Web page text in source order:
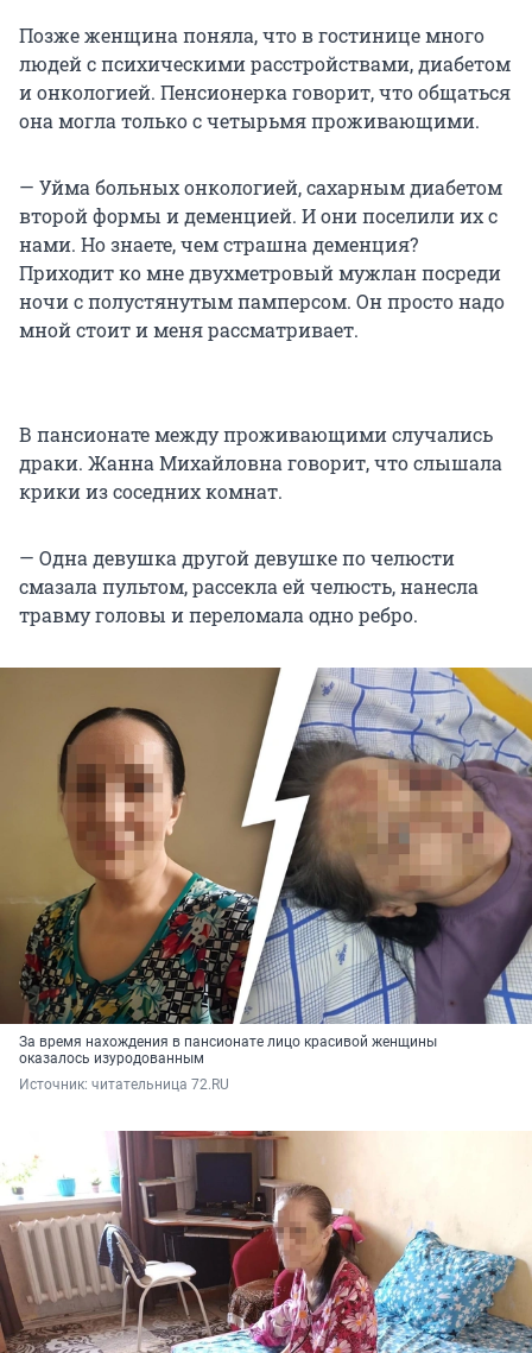
Позже женщина поняла, что в гостинице много
людей с психическими расстройствами, диабетом
и онкологией. Пенсионерка говорит, что общаться
она могла только с четырьмя проживающими.
— Уйма больных онкологией, сахарным диабетом
второй формы и деменцией. И они поселили их с
нами. Но знаете, чем страшна деменция?
Приходит ко мне двухметровый мужлан посреди
ночи с полустянутым памперсом. Он просто надо
мной стоит и меня рассматривает.
В пансионате между проживающими случались
драки. Жанна Михайловна говорит, что слышала
крики из соседних комнат.
— Одна девушка другой девушке по челюсти
смазала пультом, рассекла ей челюсть, нанесла
травму головы и переломала одно ребро.
За время нахождения в пансионате лицо красивой женщины
оказалось изуродованным
Источник: читательница 72.RU